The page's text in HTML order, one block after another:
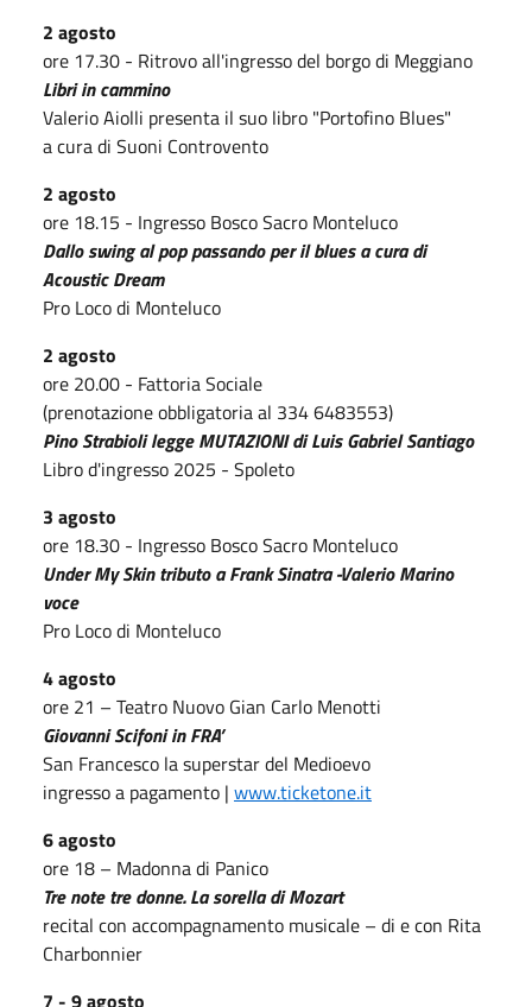
2 agosto
ore 17.30 - Ritrovo all'ingresso del borgo di Meggiano
Libri in cammino
Valerio Aiolli presenta il suo libro "Portofino Blues"
a cura di Suoni Controvento
2 agosto
ore 18.15 - Ingresso Bosco Sacro Monteluco
Dallo swing al pop passando per il blues a cura di
Acoustic Dream
Pro Loco di Monteluco
2 agosto
ore 20.00 - Fattoria Sociale
(prenotazione obbligatoria al 334 6483553)
Pino Strabioli legge MUTAZIONI di Luis Gabriel Santiago
Libro d'ingresso 2025 - Spoleto
3 agosto
ore 18.30 - Ingresso Bosco Sacro Monteluco
Under My Skin tributo a Frank Sinatra -Valerio Marino
voce
Pro Loco di Monteluco
4 agosto
ore 21 – Teatro Nuovo Gian Carlo Menotti
Giovanni Scifoni in FRA’
San Francesco la superstar del Medioevo
ingresso a pagamento | www.ticketone.it
6 agosto
ore 18 – Madonna di Panico
Tre note tre donne. La sorella di Mozart
recital con accompagnamento musicale – di e con Rita
Charbonnier
7 - 9 agosto